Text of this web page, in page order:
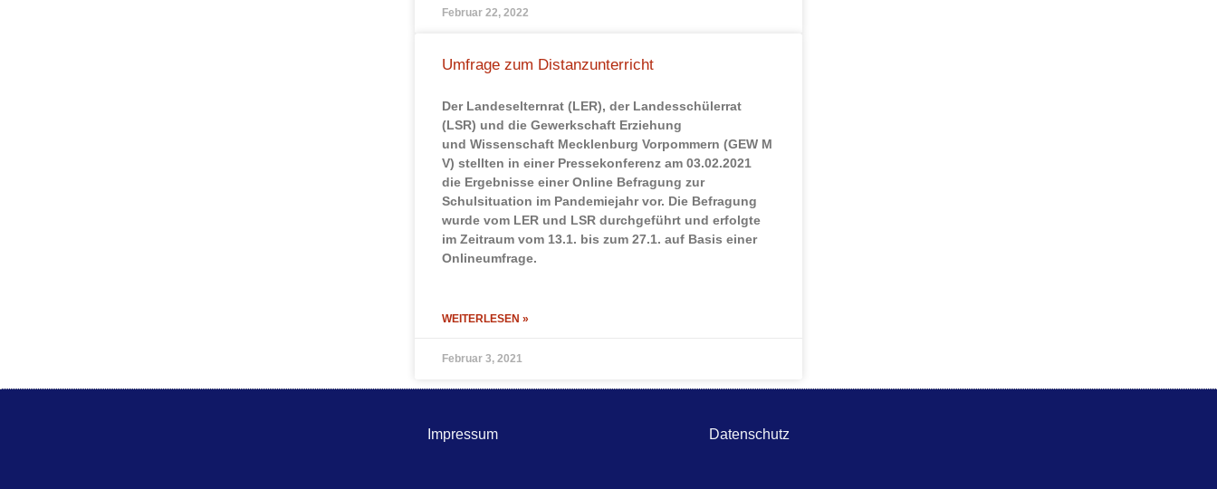
Februar 22, 2022
Umfrage zum Distanzunterricht
Der Landeselternrat (LER), der Landesschülerrat
(LSR) und die Gewerkschaft Erziehung
und Wissenschaft Mecklenburg Vorpommern (GEW M
V) stellten in einer Pressekonferenz am 03.02.2021
die Ergebnisse einer Online Befragung zur
Schulsituation im Pandemiejahr vor. Die Befragung
wurde vom LER und LSR durchgeführt und erfolgte
im Zeitraum vom 13.1. bis zum 27.1. auf Basis einer
Onlineumfrage.
WEITERLESEN »
Februar 3, 2021
Impressum Datenschutz